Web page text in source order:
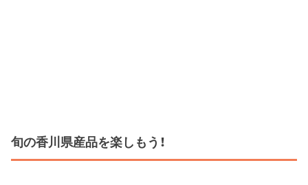
旬の香川県産品を楽しもう！